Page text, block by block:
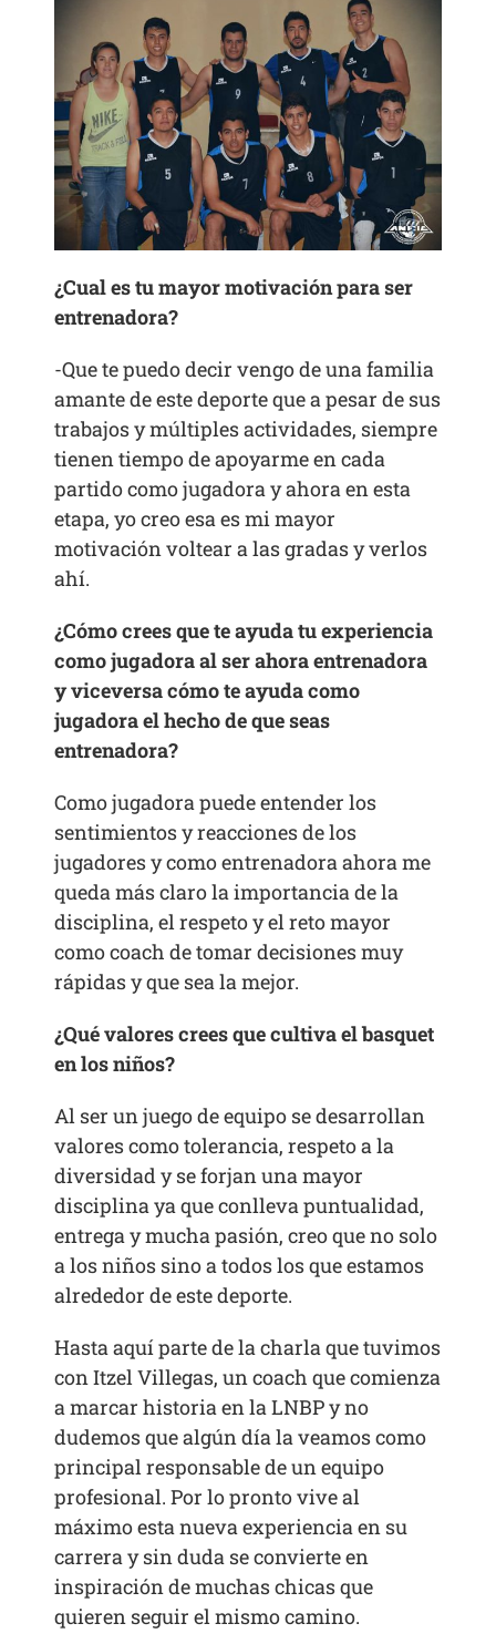
¿Cual es tu mayor motivación para ser
entrenadora?
-Que te puedo decir vengo de una familia
amante de este deporte que a pesar de sus
trabajos y múltiples actividades, siempre
tienen tiempo de apoyarme en cada
partido como jugadora y ahora en esta
etapa, yo creo esa es mi mayor
motivación voltear a las gradas y verlos
ahí.
¿Cómo crees que te ayuda tu experiencia
como jugadora al ser ahora entrenadora
y viceversa cómo te ayuda como
jugadora el hecho de que seas
entrenadora?
Como jugadora puede entender los
sentimientos y reacciones de los
jugadores y como entrenadora ahora me
queda más claro la importancia de la
disciplina, el respeto y el reto mayor
como coach de tomar decisiones muy
rápidas y que sea la mejor.
¿Qué valores crees que cultiva el basquet
en los niños?
Al ser un juego de equipo se desarrollan
valores como tolerancia, respeto a la
diversidad y se forjan una mayor
disciplina ya que conlleva puntualidad,
entrega y mucha pasión, creo que no solo
a los niños sino a todos los que estamos
alrededor de este deporte.
Hasta aquí parte de la charla que tuvimos
con Itzel Villegas, un coach que comienza
a marcar historia en la LNBP y no
dudemos que algún día la veamos como
principal responsable de un equipo
profesional. Por lo pronto vive al
máximo esta nueva experiencia en su
carrera y sin duda se convierte en
inspiración de muchas chicas que
quieren seguir el mismo camino.